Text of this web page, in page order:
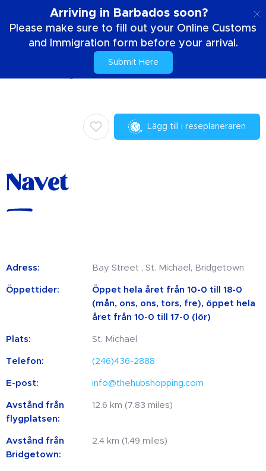
Arriving in Barbados soon?
Please make sure to fill out your Online Customs
and Immigration form before your arrival.
Submit Here
Handla Navet
Lägg till i reseplaneraren
Navet
Adress: Bay Street , St. Michael, Bridgetown
Öppettider:
Öppet hela året från 10-0 till 18-0
(mån, ons, ons, tors, fre), öppet hela
året från 10-0 till 17-0 (lör)
Plats: St. Michael
Telefon: (246)436-2888
E-post: info@thehubshopping.com
Avstånd från
flygplatsen:
12.6 km (7.83 miles)
Avstånd från
Bridgetown:
2.4 km (1.49 miles)